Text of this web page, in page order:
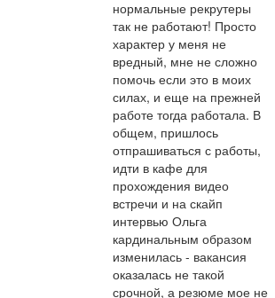
нормальные рекрутеры
так не работают! Просто
характер у меня не
вредный, мне не сложно
помочь если это в моих
силах, и еще на прежней
работе тогда работала. В
общем, пришлось
отпрашиваться с работы,
идти в кафе для
прохождения видео
встречи и на скайп
интервью Ольга
кардинальным образом
изменилась - вакансия
оказалась не такой
срочной, а резюме мое не